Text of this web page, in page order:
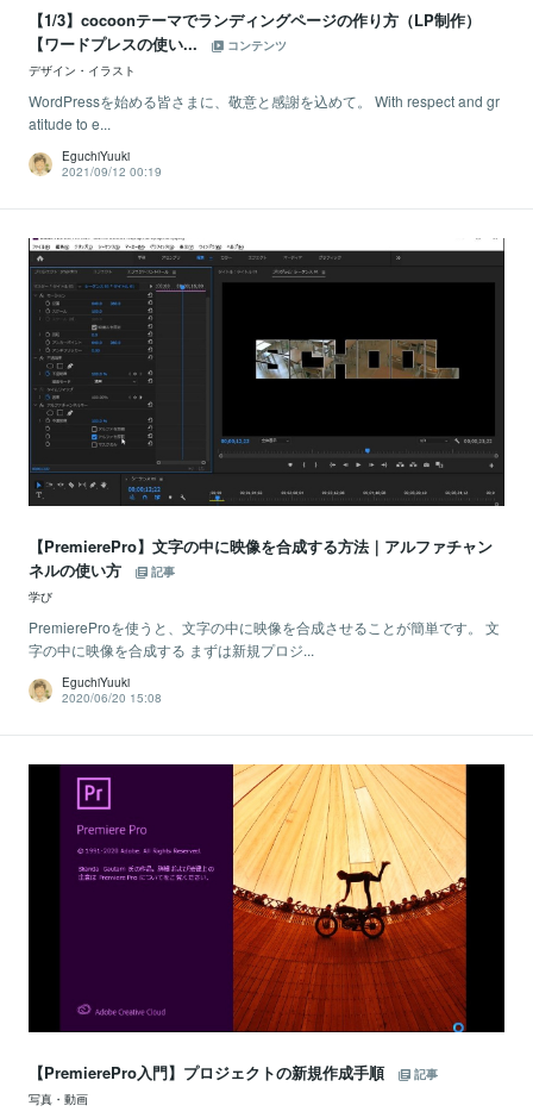
【1/3】cocoonテーマでランディングページの作り方（LP制作）
【ワードプレスの使い...
コンテンツ
デザイン・イラスト
WordPressを始める皆さまに、敬意と感謝を込めて。 With respect and gr
atitude to e...
EguchiYuuki
2021/09/12 00:19
【PremierePro】文字の中に映像を合成する方法｜アルファチャン
ネルの使い方
記事
学び
PremiereProを使うと、文字の中に映像を合成させることが簡単です。 文
字の中に映像を合成する まずは新規プロジ...
EguchiYuuki
2020/06/20 15:08
【PremierePro入門】プロジェクトの新規作成手順
記事
写真・動画